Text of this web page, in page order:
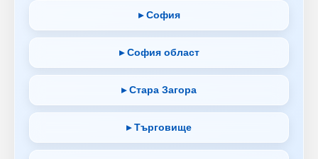
▸ София
▸ София област
▸ Стара Загора
▸ Търговище